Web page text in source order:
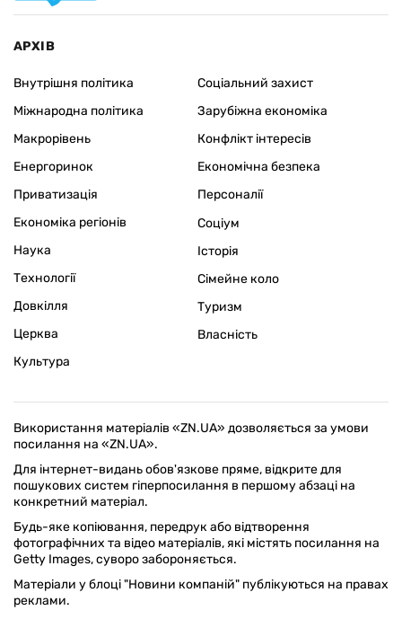
АРХІВ
Внутрішня політика
Міжнародна політика
Макрорівень
Енергоринок
Приватизація
Економіка регіонів
Соціальний захист
Зарубіжна економіка
Конфлікт інтересів
Економічна безпека
Персоналії
Наука
Технології
Довкілля
Церква
Культура
Соціум
Історія
Сімейне коло
Туризм
Власність
Використання матеріалів «ZN.UA» дозволяється за умови
посилання на «ZN.UA».
Для інтернет-видань обов'язкове пряме, відкрите для
пошукових систем гіперпосилання в першому абзаці на
конкретний матеріал.
Будь-яке копіювання, передрук або відтворення
фотографічних та відео матеріалів, які містять посилання на
Getty Images, суворо забороняється.
Матеріали у блоці "Новини компаній" публікуються на правах
реклами.